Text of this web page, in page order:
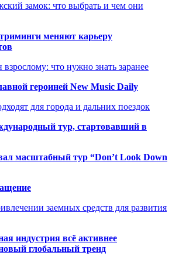
замок: что выбрать и чем они
меняют карьеру
что нужно знать заранее
героиней New Music Daily
для города и дальних поездок
тур, стартовавший в
масштабный тур “Don’t Look Down
заемных средств для развития
индустрия всё активнее
глобальный тренд